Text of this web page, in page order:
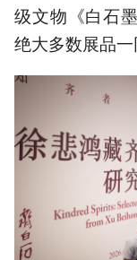
级文物《白石
绝大多数展品一